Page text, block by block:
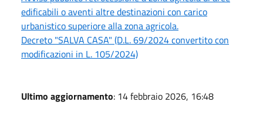
edificabili o aventi altre destinazioni con carico
urbanistico superiore alla zona agricola.
Decreto "SALVA CASA" (D.L. 69/2024 convertito con
modificazioni in L. 105/2024)
Ultimo aggiornamento: 14 febbraio 2026, 16:48